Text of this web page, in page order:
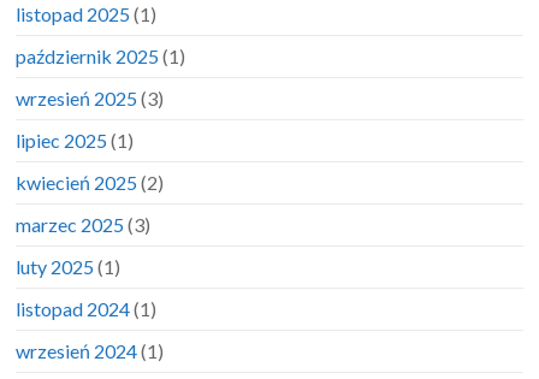
listopad 2025(1)
październik 2025(1)
wrzesień 2025(3)
lipiec 2025(1)
kwiecień 2025(2)
marzec 2025(3)
luty 2025(1)
listopad 2024(1)
wrzesień 2024(1)